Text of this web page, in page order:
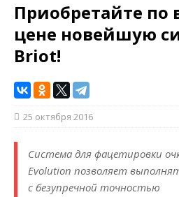
Приобретайте по
цене новейшую
Briot!
25 октября 2016
Система для фацетировки
Evolution позволяет
с безупречной точностью